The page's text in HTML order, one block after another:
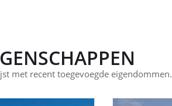
met recent toegevoegde eigendommen.